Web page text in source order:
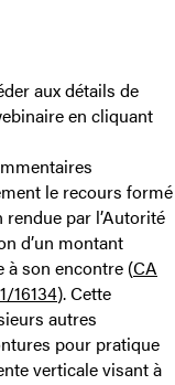
aux détails de
en cliquant
Les
éléments
essentiels
du
contrat
d’agent
export
le recours formé
par l’Autorité
d’un montant
à son encontre (CA
16134). Cette
autres
pour pratique
verticale visant à